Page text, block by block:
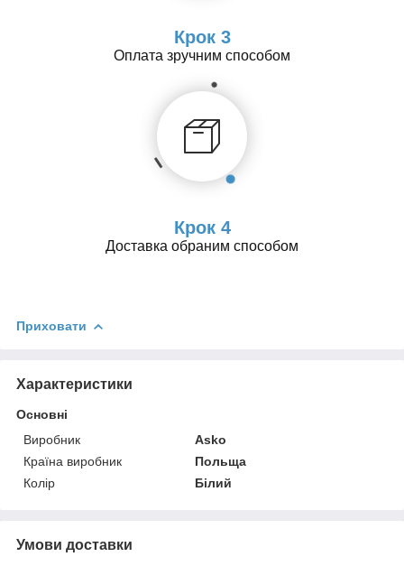
Крок 3
Оплата зручним способом
Крок 4
Доставка обраним способом
Приховати
Характеристики
Основні
Виробник
Asko
Країна виробник
Польща
Колір
Білий
Умови доставки